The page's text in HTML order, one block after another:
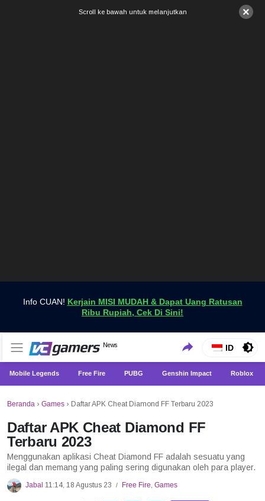
×
Scroll ke bawah untuk melanjutkan
Info CUAN! Kerjain MISI MUDAH & Dapat Uang Ratusan
Ribu Rupiah, Cek Di Sini!
VCGamers News
News
Dapatkan Berita Games Terbaru Hanya di VCGamers
ID
Mobile Legends Free Fire PUBG Genshin Impact Roblox
Beranda › Games › Daftar APK Cheat Diamond FF Terbaru 2023
Daftar APK Cheat Diamond FF
Terbaru 2023
Menggunakan aplikasi Cheat Diamond FF adalah sesuatu yang
ilegal dan memang yang paling sering digunakan oleh para player.
Jabal 11:14, 18 Agustus 23 / Free Fire, Games